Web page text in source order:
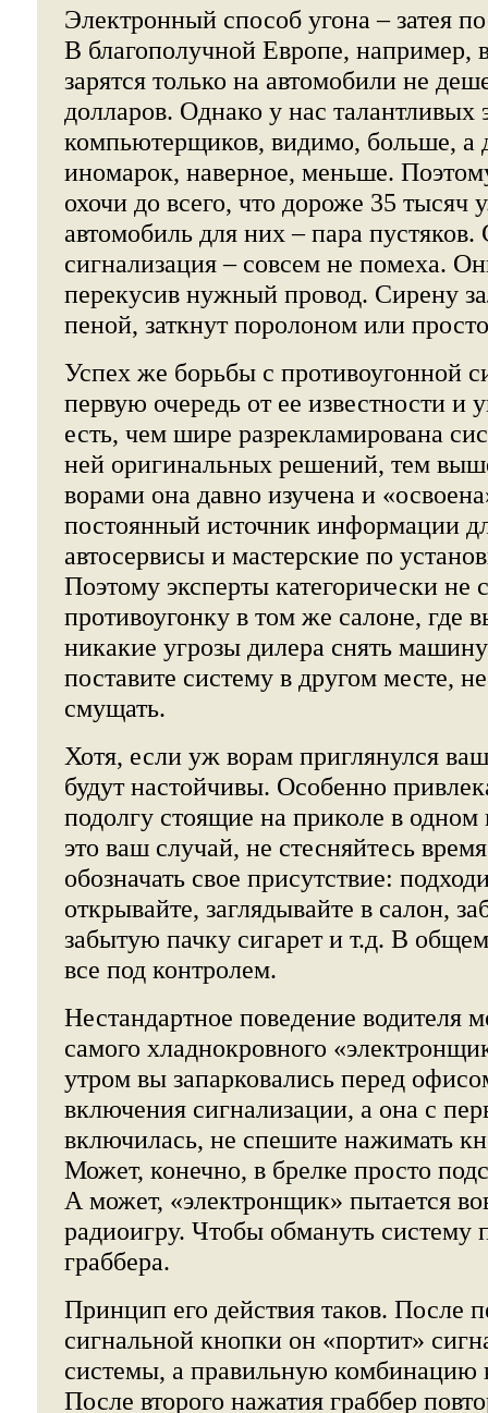
Электронный способ угона – затея
В благополучной Европе, например,
зарятся только на автомобили не
долларов. Однако у нас талантливых
компьютерщиков, видимо, больше, а
иномарок, наверное, меньше.
охочи до всего, что дороже 35 тысяч
автомобиль для них – пара пустяков.
сигнализация – совсем не помеха.
перекусив нужный провод. Сирену
пеной, заткнут поролоном или
Успех же борьбы с противоугонной
первую очередь от ее известности и
есть, чем шире разрекламирована
ней оригинальных решений, тем
ворами она давно изучена и
постоянный источник информации
автосервисы и мастерские по
Поэтому эксперты категорически не
противоугонку в том же салоне,
никакие угрозы дилера снять
поставите систему в другом месте,
смущать.
Хотя, если уж ворам приглянулся
будут настойчивы. Особенно
подолгу стоящие на приколе в
это ваш случай, не стесняйтесь
обозначать свое присутствие:
открывайте, заглядывайте в салон,
забытую пачку сигарет и т.д. В
все под контролем.
Нестандартное поведение водителя
самого хладнокровного
утром вы запарковались перед
включения сигнализации, а она с
включилась, не спешите нажимать
Может, конечно, в брелке просто
А может, «электронщик» пытается
радиоигру. Чтобы обмануть
граббера.
Принцип его действия таков. После
сигнальной кнопки он «портит»
системы, а правильную комбинацию
После второго нажатия граббер